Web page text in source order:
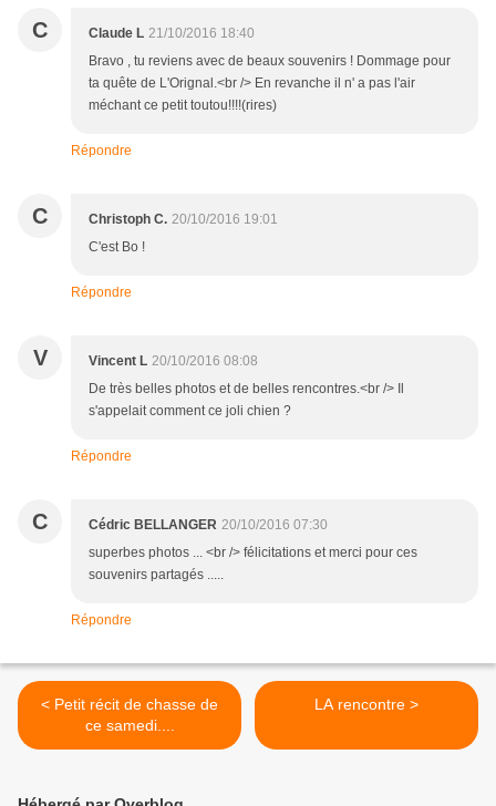
C Claude L 21/10/2016 18:40
Bravo , tu reviens avec de beaux souvenirs ! Dommage pour
ta quête de L'Orignal.<br /> En revanche il n' a pas l'air
méchant ce petit toutou!!!!(rires)
Répondre
C Christoph C. 20/10/2016 19:01
C'est Bo !
Répondre
V Vincent L 20/10/2016 08:08
De très belles photos et de belles rencontres.<br /> Il
s'appelait comment ce joli chien ?
Répondre
C Cédric BELLANGER 20/10/2016 07:30
superbes photos ... <br /> félicitations et merci pour ces
souvenirs partagés .....
Répondre
< Petit récit de chasse de
ce samedi....
LA rencontre >